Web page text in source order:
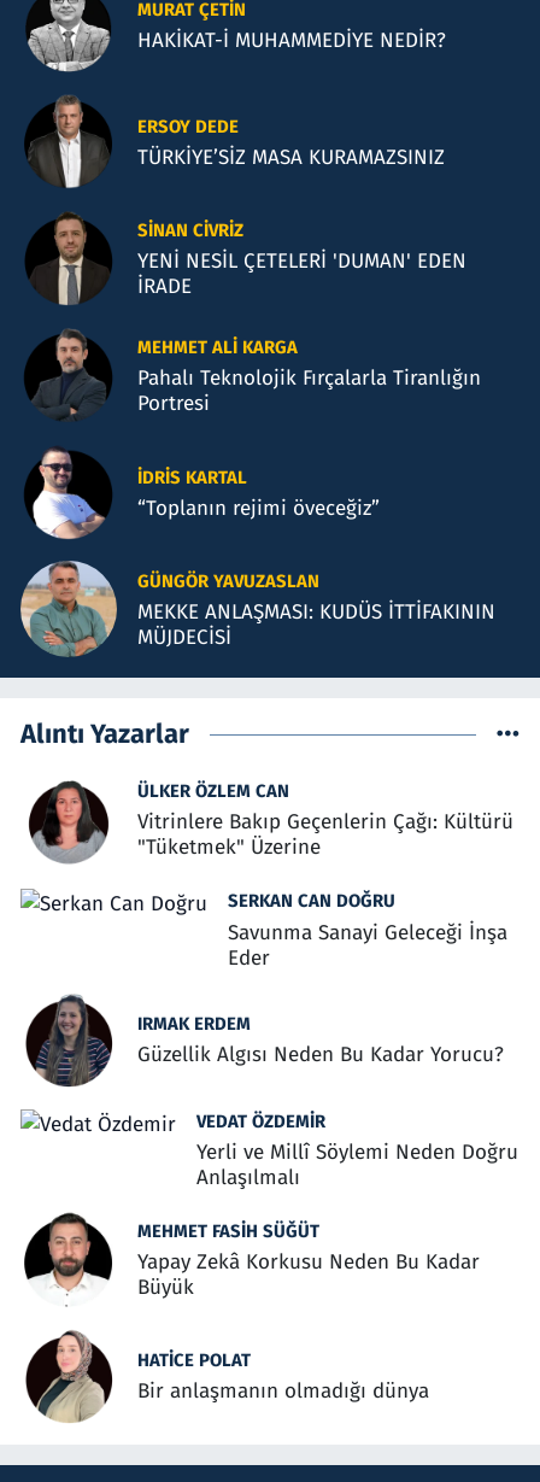
MURAT ÇETIN
HAKİKAT-İ MUHAMMEDİYE NEDİR?
ERSOY DEDE
TÜRKİYE’SİZ MASA KURAMAZSINIZ
SINAN CIVRIZ
YENİ NESİL ÇETELERİ 'DUMAN' EDEN
İRADE
MEHMET ALI KARGA
Pahalı Teknolojik Fırçalarla Tiranlığın
Portresi
İDRIS KARTAL
“Toplanın rejimi öveceğiz”
GÜNGÖR YAVUZASLAN
MEKKE ANLAŞMASI: KUDÜS İTTİFAKININ
MÜJDECİSİ
Alıntı Yazarlar
ÜLKER ÖZLEM CAN
Vitrinlere Bakıp Geçenlerin Çağı: Kültürü
"Tüketmek" Üzerine
SERKAN CAN DOĞRU
Savunma Sanayi Geleceği İnşa
Eder
IRMAK ERDEM
Güzellik Algısı Neden Bu Kadar Yorucu?
VEDAT ÖZDEMIR
Yerli ve Millî Söylemi Neden Doğru
Anlaşılmalı
MEHMET FASIH SÜĞÜT
Yapay Zekâ Korkusu Neden Bu Kadar
Büyük
HATICE POLAT
Bir anlaşmanın olmadığı dünya